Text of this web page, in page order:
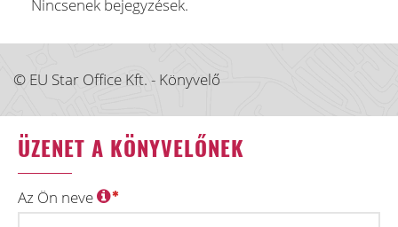
Nincsenek bejegyzések.
© EU Star Office Kft. - Könyvelő
ÜZENET A KÖNYVELŐNEK
Az Ön neve